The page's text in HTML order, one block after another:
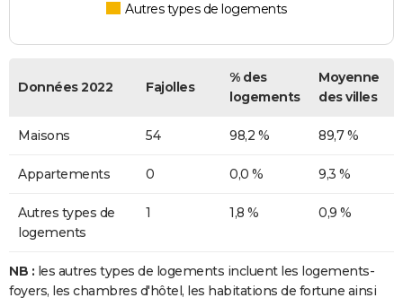
Autres types de logements
Données 2022 Fajolles
% des
logements
Moyenne
des villes
Maisons 54 98,2 % 89,7 %
Appartements 0 0,0 % 9,3 %
Autres types de
logements
1 1,8 % 0,9 %
NB : les autres types de logements incluent les logements-
foyers, les chambres d'hôtel, les habitations de fortune ainsi